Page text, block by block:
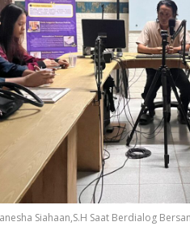
Siahaan,S.H Saat Berdialog